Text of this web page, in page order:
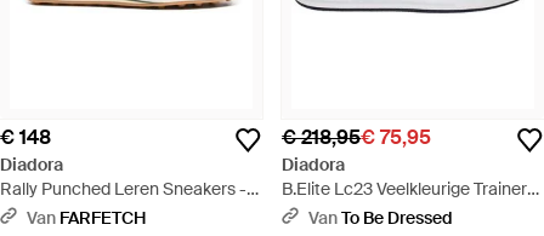
€ 148
Diadora
Rally Punched Leren Sneakers -
Groen
Van FARFETCH
€ 218,95€ 75,95
Diadora
B.Elite Lc23 Veelkleurige Trainers
- WitVanTo Be Dressed